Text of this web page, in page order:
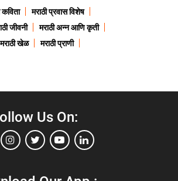
कविता
मराठी प्रवास विशेष
जीवनी
मराठी अन्न आणि कृती
मराठी खेळ
मराठी प्राणी
Us On: